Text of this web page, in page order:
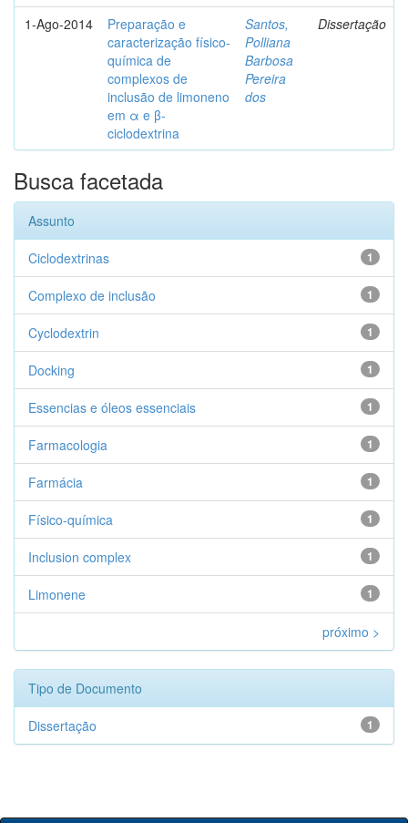
1-Ago-2014
Preparação e
caracterização físico-
química de
complexos de
inclusão de limoneno
em α e β-
ciclodextrina
Santos,
Polliana
Barbosa
Pereira
dos
Dissertação
Busca facetada
Assunto
1
Ciclodextrinas
1
Complexo de inclusão
1
Cyclodextrin
1
Docking
1
Essencias e óleos essenciais
1
Farmacologia
1
Farmácia
1
Físico-química
1
Inclusion complex
1
Limonene
próximo >
Tipo de Documento
1
Dissertação